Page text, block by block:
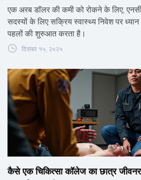
एक अरब डॉलर की कमी को रोकने के लिए,
सदस्यों के लिए सक्रिय स्वास्थ्य निवेश पर ध्यान
पहलों की शुरुआत करता है।
दिसंबर १५, २०२५
कैसे एक चिकित्सा कॉलेज का छात्र